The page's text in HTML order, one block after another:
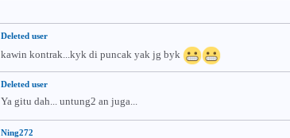
Deleted user
kawin kontrak...kyk di puncak yak jg byk
Deleted user
Ya gitu dah... untung2 an juga...
Ning272